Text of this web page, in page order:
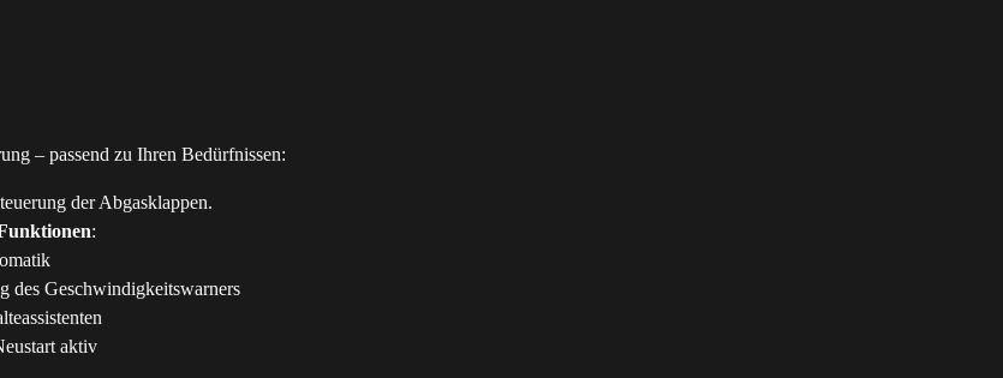
– passend zu Ihren Bedürfnissen:
der Abgasklappen.
:
des Geschwindigkeitswarners
aktiv